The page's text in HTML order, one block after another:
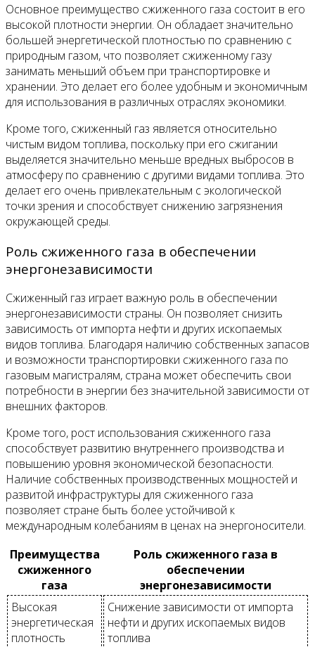
Основное преимущество сжиженного газа состоит в его
высокой плотности энергии. Он обладает значительно
большей энергетической плотностью по сравнению с
природным газом, что позволяет сжиженному газу
занимать меньший объем при транспортировке и
хранении. Это делает его более удобным и экономичным
для использования в различных отраслях экономики.
Кроме того, сжиженный газ является относительно
чистым видом топлива, поскольку при его сжигании
выделяется значительно меньше вредных выбросов в
атмосферу по сравнению с другими видами топлива. Это
делает его очень привлекательным с экологической
точки зрения и способствует снижению загрязнения
окружающей среды.
Роль сжиженного газа в обеспечении
энергонезависимости
Сжиженный газ играет важную роль в обеспечении
энергонезависимости страны. Он позволяет снизить
зависимость от импорта нефти и других ископаемых
видов топлива. Благодаря наличию собственных запасов
и возможности транспортировки сжиженного газа по
газовым магистралям, страна может обеспечить свои
потребности в энергии без значительной зависимости от
внешних факторов.
Кроме того, рост использования сжиженного газа
способствует развитию внутреннего производства и
повышению уровня экономической безопасности.
Наличие собственных производственных мощностей и
развитой инфраструктуры для сжиженного газа
позволяет стране быть более устойчивой к
международным колебаниям в ценах на энергоносители.
Преимущества
сжиженного
газа
Роль сжиженного газа в
обеспечении
энергонезависимости
Высокая
энергетическая
плотность
Снижение зависимости от импорта
нефти и других ископаемых видов
топлива